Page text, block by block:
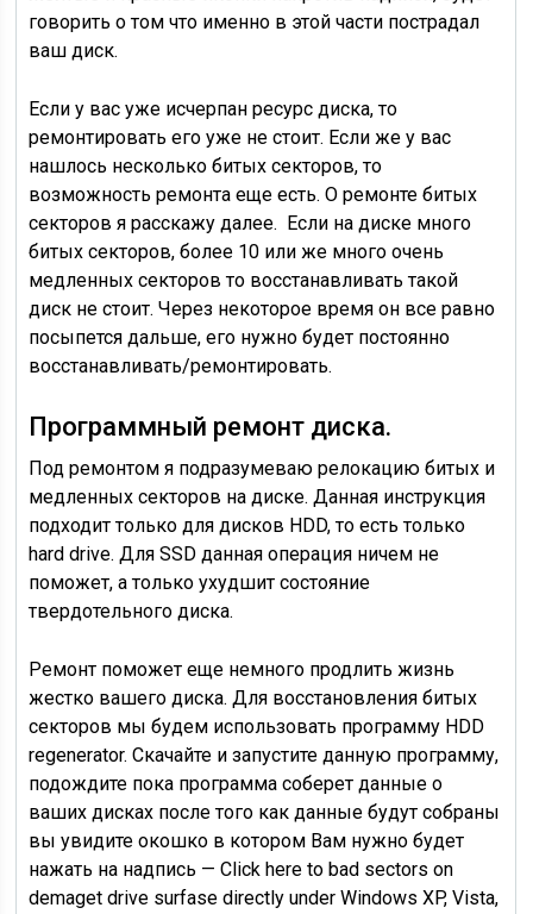
говорить о том что именно в этой части пострадал
ваш диск.
Если у вас уже исчерпан ресурс диска, то
ремонтировать его уже не стоит. Если же у вас
нашлось несколько битых секторов, то
возможность ремонта еще есть. О ремонте битых
секторов я расскажу далее. Если на диске много
битых секторов, более 10 или же много очень
медленных секторов то восстанавливать такой
диск не стоит. Через некоторое время он все равно
посыпется дальше, его нужно будет постоянно
восстанавливать/ремонтировать.
Программный ремонт диска.
Под ремонтом я подразумеваю релокацию битых и
медленных секторов на диске. Данная инструкция
подходит только для дисков HDD, то есть только
hard drive. Для SSD данная операция ничем не
поможет, а только ухудшит состояние
твердотельного диска.
Ремонт поможет еще немного продлить жизнь
жестко вашего диска. Для восстановления битых
секторов мы будем использовать программу HDD
regenerator. Скачайте и запустите данную программу,
подождите пока программа соберет данные о
ваших дисках после того как данные будут собраны
вы увидите окошко в котором Вам нужно будет
нажать на надпись — Click here to bad sectors on
demaget drive surfase directly under Windows XP, Vista,